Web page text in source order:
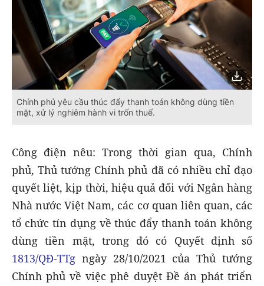
Chính phủ yêu cầu thúc đẩy thanh toán không dùng tiền
mặt, xử lý nghiêm hành vi trốn thuế.
Công điện nêu: Trong thời gian qua, Chính
phủ, Thủ tướng Chính phủ đã có nhiều chỉ đạo
quyết liệt, kịp thời, hiệu quả đối với Ngân hàng
Nhà nước Việt Nam, các cơ quan liên quan, các
tổ chức tín dụng về thúc đẩy thanh toán không
dùng tiền mặt, trong đó có Quyết định số
1813/QĐ-TTg ngày 28/10/2021 của Thủ tướng
Chính phủ về việc phê duyệt Đề án phát triển